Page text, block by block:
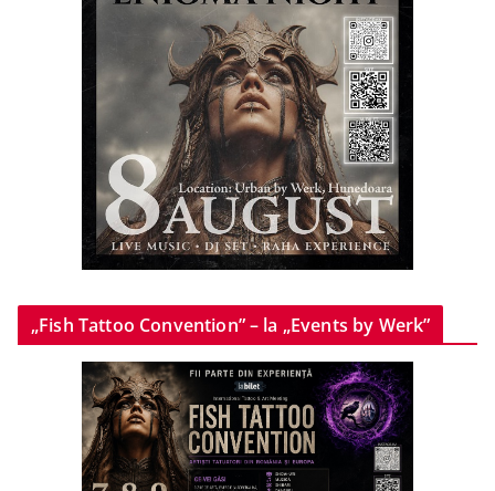
„Fish Tattoo Convention” – la „Events by Werk”